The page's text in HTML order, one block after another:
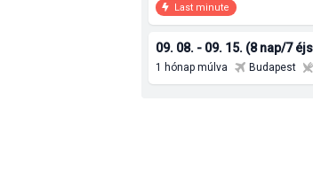
Last minute
09. 08. - 09. 15. (8 nap/7
1 hónap múlva Budapest